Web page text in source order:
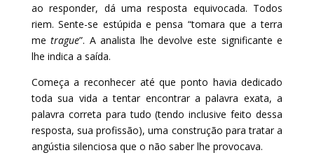
ao responder, dá uma resposta equivocada. Todos
riem. Sente-se estúpida e pensa “tomara que a terra
metrague”. A analista lhe devolve este significante e
lhe indica a saída.
Começa a reconhecer até que ponto havia dedicado
toda sua vida a tentar encontrar a palavra exata, a
palavra correta para tudo (tendo inclusive feito dessa
resposta, sua profissão), uma construção para tratar a
angústia silenciosa que o não saber lhe provocava.